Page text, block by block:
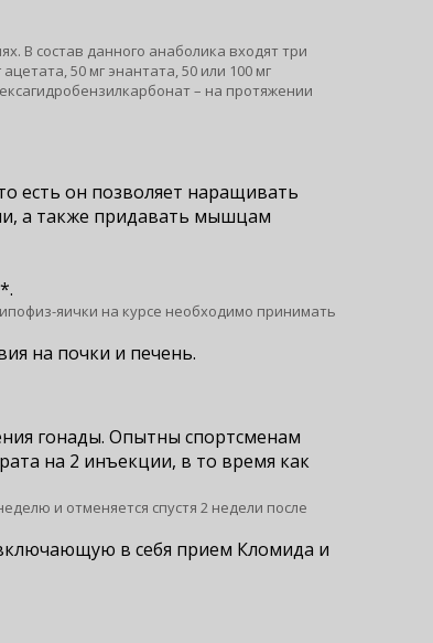
В состав данного анаболика входят три
50 мг энантата, 50 или 100 мг
– на протяжении
есть он позволяет наращивать
а также придавать мышцам
яички на курсе необходимо принимать
на почки и печень.
гонады. Опытны спортсменам
на 2 инъекции, в то время как
и отменяется спустя 2 недели после
в себя прием Кломида и